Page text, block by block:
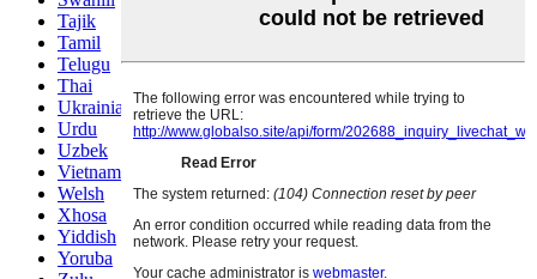
Tajik
Tamil
Telugu
Thai
Ukrainian
Urdu
Uzbek
Vietnamese
Welsh
Xhosa
Yiddish
Yoruba